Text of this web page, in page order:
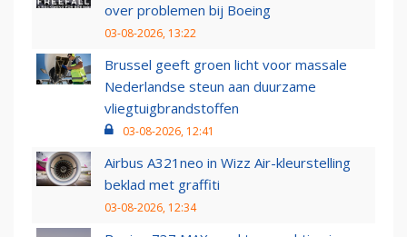
over problemen bij Boeing
03-08-2026, 13:22
Brussel geeft groen licht voor massale
Nederlandse steun aan duurzame
vliegtuigbrandstoffen
03-08-2026, 12:41
Airbus A321neo in Wizz Air-kleurstelling
beklad met graffiti
03-08-2026, 12:34